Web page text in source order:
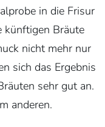
in die Frisur
künftigen Bräute
nicht mehr nur
sich das Ergebnis
sehr gut an.
anderen.